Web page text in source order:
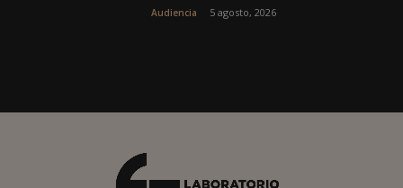
Audiencia 5 agosto, 2026